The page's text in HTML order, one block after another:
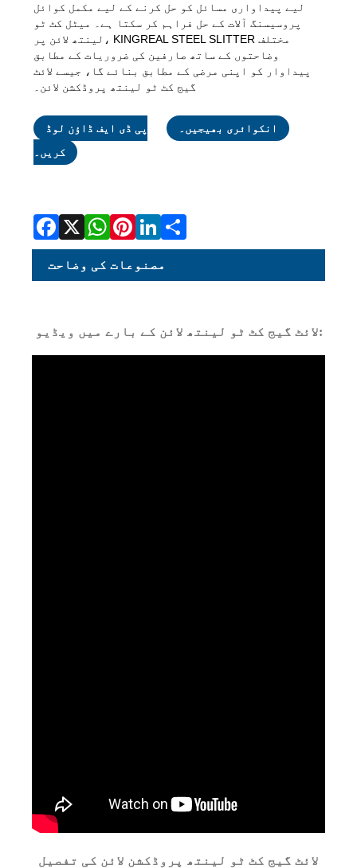
لیے پیداواری مسائل کو حل کرنے کے لیے مکمل کوائل
پروسیسنگ آلات کے حل فراہم کر سکتا ہے۔ میٹل کٹ ٹو
لینتھ لائن پر، KINGREAL STEEL SLITTER مختلف
وضاحتوں کے ساتھ صارفین کی ضروریات کے مطابق
پیداوار کو اپنی مرضی کے مطابق بنائے گا، جیسے لائٹ
گیج کٹ ٹو لینتھ پروڈکشن لائن۔
انکوائری بھیجیں۔
پی ڈی ایف ڈاؤن لوڈ
کریں۔
مصنوعات کی وضاحت
لائٹ گیج کٹ ٹو لینتھ لائن کے بارے میں ویڈیو:
لائٹ گیج کٹ ٹو لینتھ پروڈکشن لائن کی تفصیل